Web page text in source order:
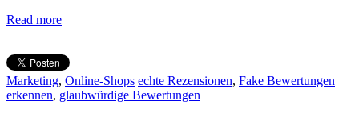
Read more
Marketing, Online-Shops echte Rezensionen, Fake Bewertungen
erkennen, glaubwürdige Bewertungen